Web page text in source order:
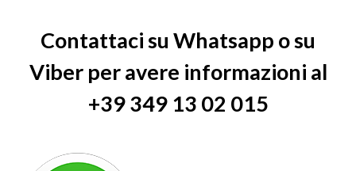
Contattaci su Whatsapp o su
Viber per avere informazioni al
+39 349 13 02 015